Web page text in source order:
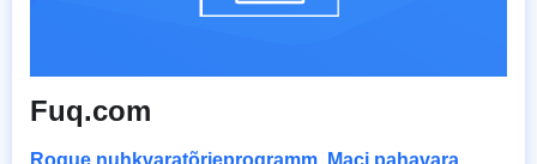
Fuq.com